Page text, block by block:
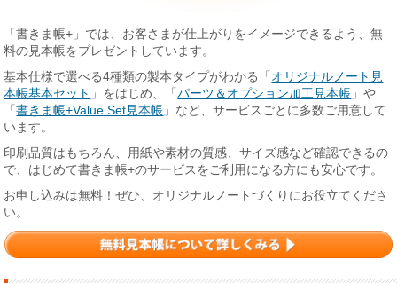
「書きま帳+」では、お客さまが仕上がりをイメージできるよう、無
料の見本帳をプレゼントしています。
基本仕様で選べる4種類の製本タイプがわかる「 オリジナルノート見
本帳基本セット 」をはじめ、「パーツ＆オプション加工見本帳 」や
「書きま帳+Value Set見本帳 」など、サービスごとに多数ご用意して
います。
印刷品質はもちろん、用紙や素材の質感、サイズ感など確認できるの
で、はじめて書きま帳+のサービスをご利用になる方にも安心です。
お申し込みは無料！ぜひ、オリジナルノートづくりにお役立てくださ
い。